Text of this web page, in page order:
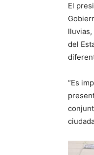
El
del
“Es